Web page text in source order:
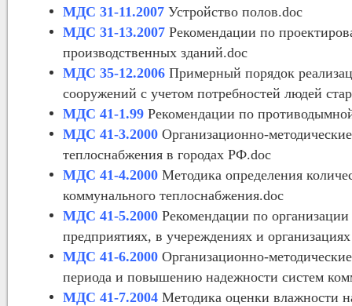
МДС 31-11.2007 Устройство полов.doc
МДС 31-13.2007 Рекомендации по
производственных зданий.doc
МДС 35-12.2006 Примерный порядок
сооружений с учетом потребностей людей
МДС 41-1.99 Рекомендации по
МДС 41-3.2000 Организационно-
теплоснабжения в городах РФ.doc
МДС 41-4.2000 Методика определения
коммунального теплоснабжения.doc
МДС 41-5.2000 Рекомендации по
предприятиях, в учереждениях и
МДС 41-6.2000 Организационно-
периода и повышению надежности систем
МДС 41-7.2004 Методика оценки влажности